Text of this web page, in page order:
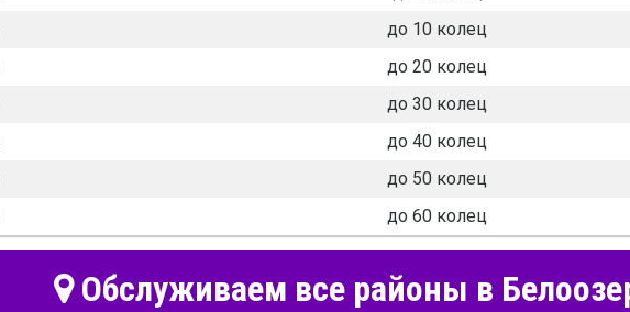
до 10 колец
до 20 колец
до 30 колец
до 40 колец
до 50 колец
до 60 колец
Обслуживаем все районы в